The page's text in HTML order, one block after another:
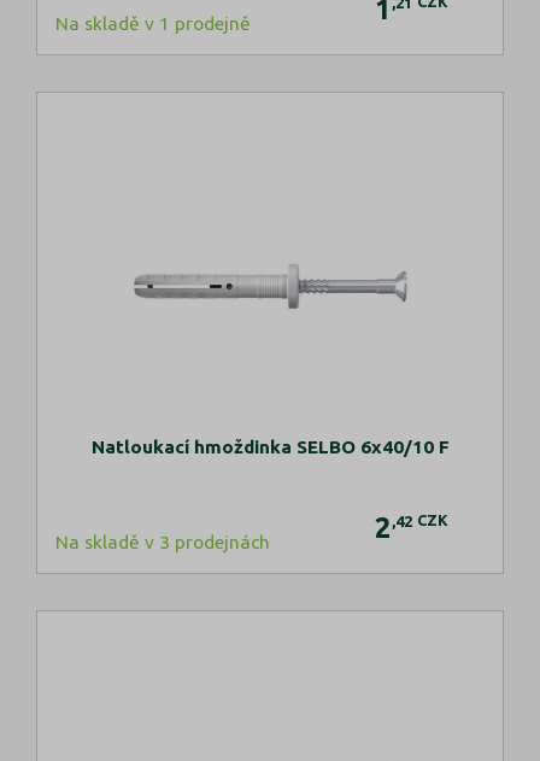
Na skladě v 1 prodejně 1
Natloukací hmoždinka SELBO 6x40/10 F
Na skladě v 3 prodejnách 2 ,42 CZK